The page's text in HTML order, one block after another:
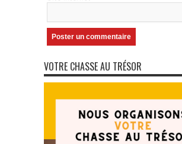
VOTRE CHASSE AU TRÉSOR